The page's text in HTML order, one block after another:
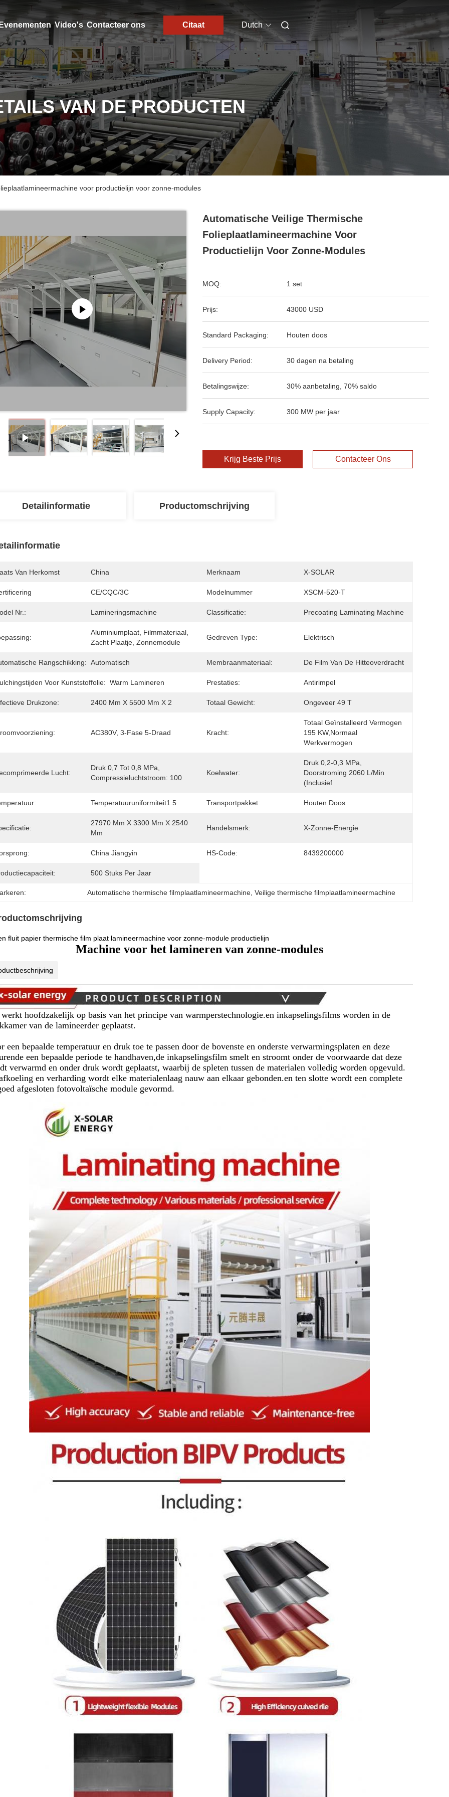
Evenementen Video's Contacteer ons Citaat Dutch
VAN DE PRODUCTEN
voor productielijn voor zonne-modules
Automatische Veilige Thermische
Folieplaatlamineermachine Voor
Productielijn Voor Zonne-Modules
MOQ: 1 set
Prijs: 43000 USD
Standard Packaging: Houten doos
Delivery Period: 30 dagen na betaling
Betalingswijze: 30% aanbetaling, 70% saldo
Supply Capacity: 300 MW per jaar
Krijg Beste Prijs Contacteer Ons
Detailinformatie Productomschrijving
Van Herkomst China Merknaam X-SOLAR
CE/CQC/3C Modelnummer XSCM-520-T
Nr.: Lamineringsmachine Classificatie: Precoating Laminating Machine
Aluminiumplaat, Filmmateriaal,
Zacht Plaatje, Zonnemodule
Gedreven Type: Elektrisch
Rangschikking: Automatisch Membraanmateriaal: De Film Van De Hitteoverdracht
Voor Kunststoffolie: Warm Lamineren Prestaties: Antirimpel
Drukzone: 2400 Mm X 5500 Mm X 2 Totaal Gewicht: Ongeveer 49 T
AC380V, 3-Fase 5-Draad Kracht:
Totaal Geïnstalleerd Vermogen
195 KW,normaal
Werkvermogen
Lucht:
Druk 0,7 Tot 0,8 MPa,
Compressieluchtstroom: 100
Koelwater:
Druk 0,2-0,3 MPa,
Doorstroming 2060 L/min
(inclusief
Temperatuuruniformiteit1.5 Transportpakket: Houten Doos
27970 Mm X 3300 Mm X 2540
Mm
Handelsmerk: X-Zonne-Energie
China Jiangyin HS-Code: 8439200000
500 Stuks Per Jaar
Automatische thermische filmplaatlamineermachine , Veilige thermische filmplaatlamineermachine
fluit papier thermische film plaat lamineermachine voor zonne-module productielijn
Machine voor het lamineren van zonne-modules
hoofdzakelijk op basis van het principe van warmperstechnologie.en inkapselingsfilms worden in de
van de lamineerder geplaatst.
een bepaalde temperatuur en druk toe te passen door de bovenste en onderste verwarmingsplaten en deze
een bepaalde periode te handhaven,de inkapselingsfilm smelt en stroomt onder de voorwaarde dat deze
verwarmd en onder druk wordt geplaatst, waarbij de spleten tussen de materialen volledig worden opgevuld.
en verharding wordt elke materialenlaag nauw aan elkaar gebonden.en ten slotte wordt een complete
afgesloten fotovoltaïsche module gevormd.